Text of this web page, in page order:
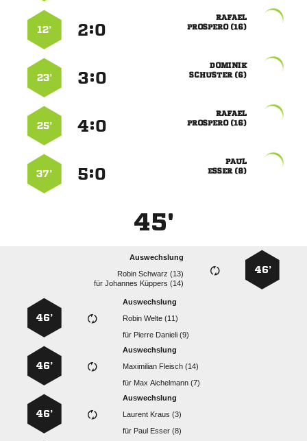

 
:
12’

 
:
23’

 
:
25’

 
:
37’
45'
46’
Auswechslung
  
für  
Auswechslung
  
für   
46’
Auswechslung
  
für   
46’
Auswechslung
  
für   
46’